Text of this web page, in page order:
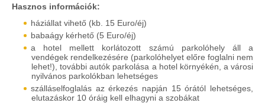
Hasznos információk:
háziállat vihető (kb. 15 Euro/éj)
babaágy kérhető (5 Euro/éj)
a hotel mellett korlátozott számú parkolóhely áll a
vendégek rendelkezésére (parkolóhelyet előre foglalni nem
lehet!), további autók parkolása a hotel környékén, a városi
nyilvános parkolókban lehetséges
szálláselfoglalás az érkezés napján 15 órától lehetséges,
elutazáskor 10 óráig kell elhagyni a szobákat